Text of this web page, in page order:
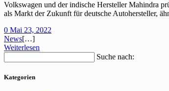
Volkswagen und der indische Hersteller Mahindra
als Markt der Zukunft für deutsche Autohersteller,
0 Mai 23, 2022
News[…]
Weiterlesen
Suche nach:
Kategorien